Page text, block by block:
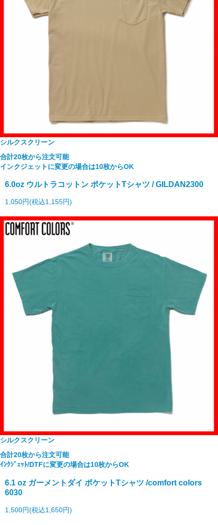
シルクスクリーン
合計20枚から注文可能
インクジェットに変更の場合は10枚からOK
6.0oz ウルトラコットン ポケットTシャツ / GILDAN2300
1,050円(税込1,155円)
シルクスクリーン
合計20枚から注文可能
ｲﾝｸｼﾞｪｯﾄ/DTFに変更の場合は10枚からOK
6.1 oz ガーメントダイ ポケットTシャツ /comfort colors
6030
1,500円(税込1,650円)